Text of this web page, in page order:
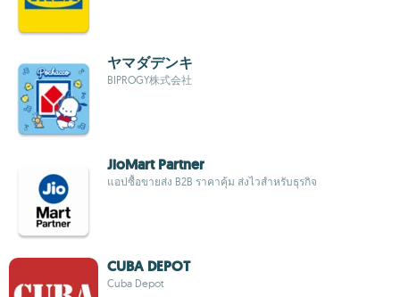
ヤマダデンキ
BIPROGY株式会社
JioMart Partner
แอปซื้อขายส่ง B2B ราคาคุ้ม ส่งไวสำหรับธุรกิจ
CUBA DEPOT
Cuba Depot